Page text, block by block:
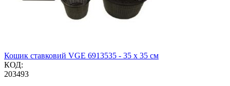
Кошик ставковий VGE 6913535 - 35 x 35 см
КОД:
203493